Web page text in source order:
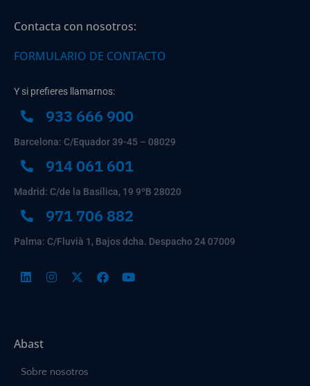
Contacta con nosotros:
FORMULARIO DE CONTACTO
Y si prefieres llamarnos:
933 666 900
Barcelona: C/Equador 39-45 – 08029
914 061 601
Madrid: C/de la Basílica, 19 9ºB 28020
971 706 882
Palma: C/Fluvià 1, Bajos dcha. Despacho 24 07009
Abast
Sobre nosotros